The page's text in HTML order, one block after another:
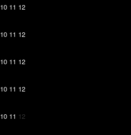
10 11 12
10 11 12
10 11 12
10 11 12
10 11 12